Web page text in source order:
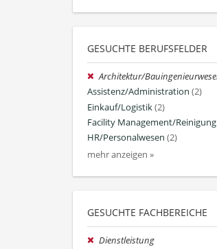
GESUCHTE BERUFSFELDER
Architektur/
Assistenz/Administration (2)
Einkauf/Logistik(2)
Facility Management/Reinigung
HR/Personalwesen (2)
mehr anzeigen »
GESUCHTE FACHBEREICHE
Dienstleistung